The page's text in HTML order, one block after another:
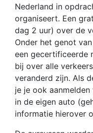
Nederland in
organiseert. Een
dag 2 uur) over de
Onder het genot
een gecertificeerde
bij over alle
veranderd zijn. Als
je je ook
in de eigen auto
informatie hierover